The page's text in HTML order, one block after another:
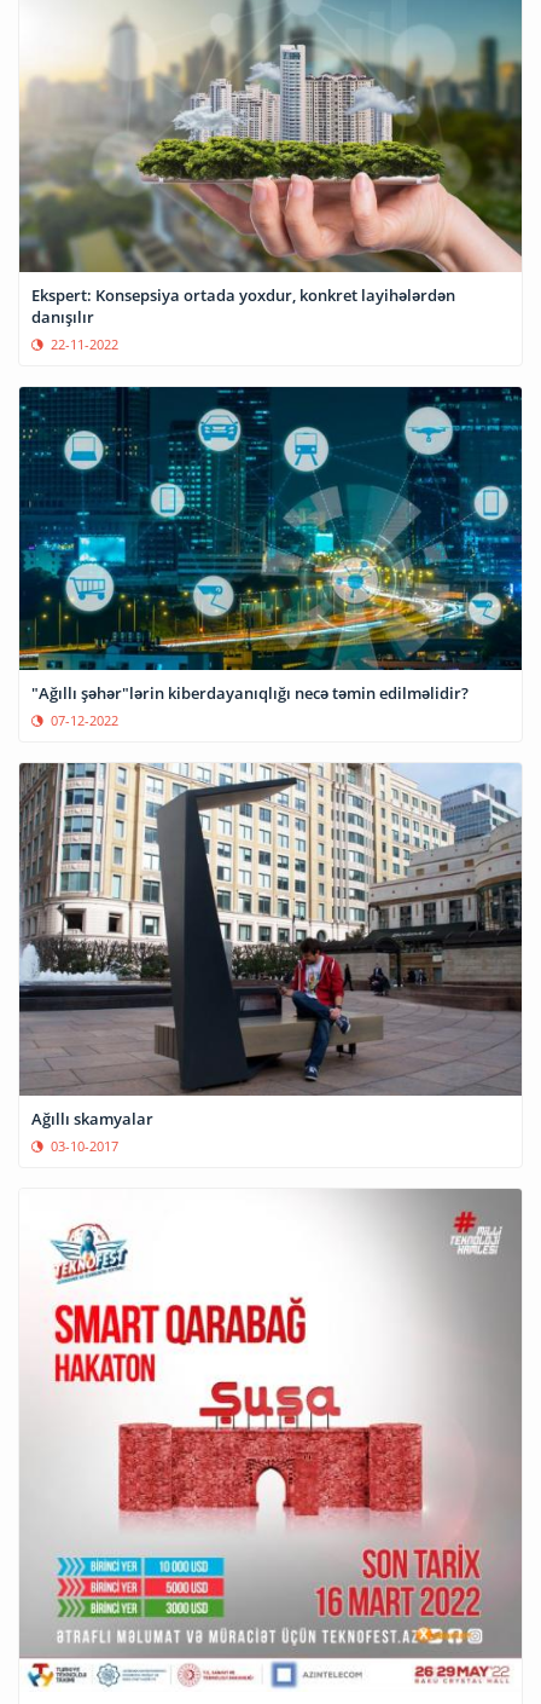
Ekspert: Konsepsiya ortada yoxdur, konkret layihələrdən
danışılır
22-11-2022
"Ağıllı şəhər"lərin kiberdayanıqlığı necə təmin edilməlidir?
07-12-2022
Ağıllı skamyalar
03-10-2017